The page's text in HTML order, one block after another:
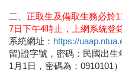
二、 正取生及備取生務必於
7日下午4時止，上網系統登
系統網址： https://
留)證字號，密碼：民國出
1月1日，密碼為：0910101）